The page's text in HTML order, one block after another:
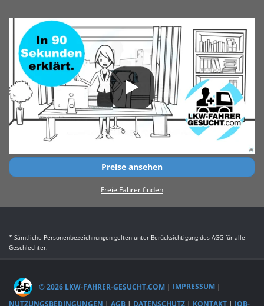
Preise ansehen
Freie Fahrer finden
* Sämtliche Personenbezeichnungen gelten unter Berücksichtigung des AGG für alle
Geschlechter.
© 2026 LKW-FAHRER-GESUCHT.COM | IMPRESSUM |